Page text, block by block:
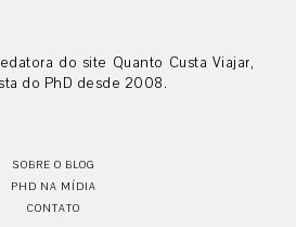
do site Quanto Custa Viajar,
do PhD desde 2008.
SOBRE O BLOG
PHD NA MÍDIA
CONTATO